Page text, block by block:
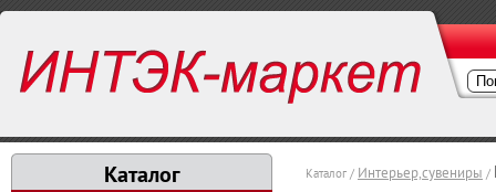
Каталог Каталог / Интерьер,сувениры /